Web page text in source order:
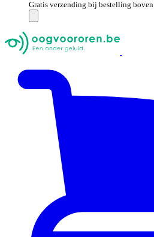
Gratis verzending bij bestelling boven